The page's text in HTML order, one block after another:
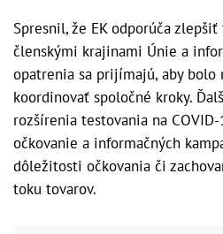
Spresnil, že EK odporúča
členskými krajinami Únie a
opatrenia sa prijímajú, aby bolo
koordinovať spoločné kroky.
rozšírenia testovania na
očkovanie a informačných
dôležitosti očkovania či
toku tovarov.